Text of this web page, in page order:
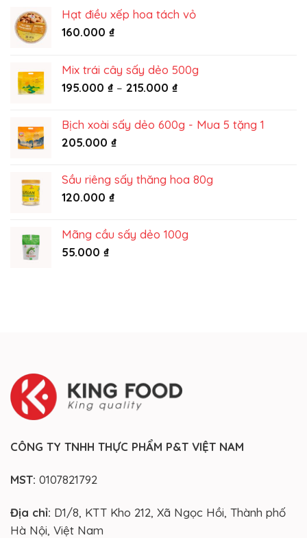
từ
Công
từ
King
Food
Hạt điều xếp hoa tách vỏ
160.000 ₫
Mix trái cây sấy dẻo 500g
195.000 ₫ – 215.000 ₫Khoảng
195.000 ₫
Bịch xoài sấy dẻo 600g - Mua 5 tặng 1
205.000 ₫
Sầu riêng sấy thăng hoa 80g
120.000 ₫
Mãng cầu sấy dẻo 100g
55.000 ₫
CÔNG TY TNHH THỰC PHẨM P&T VIỆT NAM
MST: 0107821792
Địa chỉ: D1/8, KTT Kho 212, Xã Ngọc Hồi, Thành phố
Hà Nội, Việt Nam